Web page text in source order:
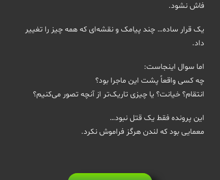
فاش نشود.
یک قرار ساده… چند پیامک و نقشه‌ای که همه چیز را تغییر
داد.
اما سوال اینجاست:
چه کسی واقعاً پشت این ماجرا بود؟
انتقام؟ خیانت؟ یا چیزی تاریک‌تر از آنچه تصور می‌کنیم؟
این پرونده فقط یک قتل نبود…
معمایی بود که لندن هرگز فراموش نکرد.